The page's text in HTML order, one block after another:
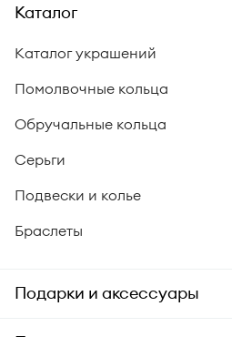
Каталог
Каталог украшений
Помолвочные кольца
Обручальные кольца
Серьги
Подвески и колье
Браслеты
Подарки и аксессуары
Подарки